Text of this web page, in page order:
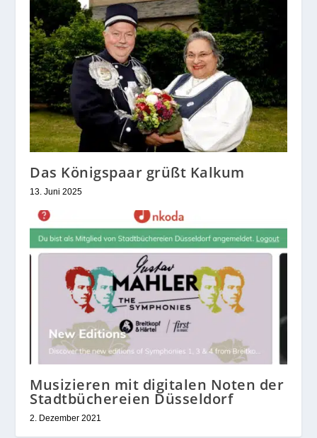
Das Königspaar grüßt Kalkum
13. Juni 2025
Musizieren mit digitalen Noten der
Stadtbüchereien Düsseldorf
2. Dezember 2021